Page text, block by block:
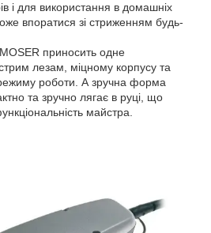
і для використання в домашніх
впоратися зі стриженням будь-
приносить одне
лезам, міцному корпусу та
роботи. А зручна форма
та зручно лягає в руці, що
майстра.